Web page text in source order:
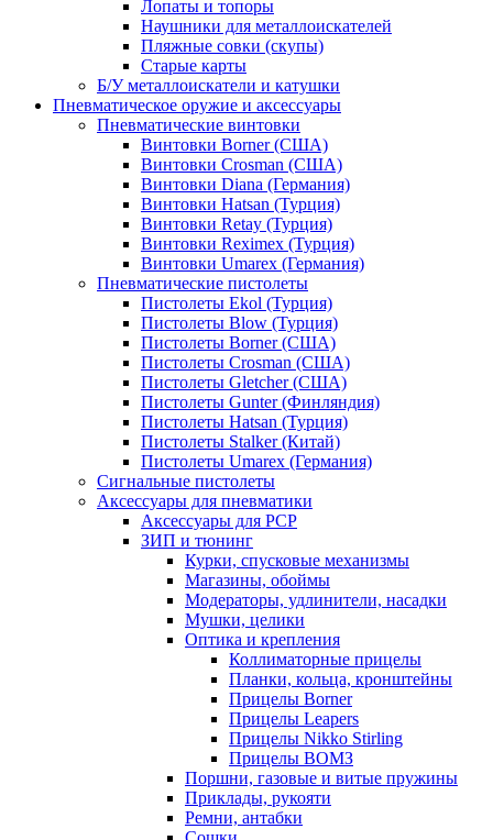
Лопаты и топоры
Наушники для металлоискателей
Пляжные совки (скупы)
Старые карты
Б/У металлоискатели и катушки
Пневматическое оружие и аксессуары
Пневматические винтовки
Винтовки Borner (США)
Винтовки Crosman (США)
Винтовки Diana (Германия)
Винтовки Hatsan (Турция)
Винтовки Retay (Турция)
Винтовки Reximex (Турция)
Винтовки Umarex (Германия)
Пневматические пистолеты
Пистолеты Ekol (Турция)
Пистолеты Blow (Турция)
Пистолеты Borner (США)
Пистолеты Crosman (США)
Пистолеты Gletcher (США)
Пистолеты Gunter (Финляндия)
Пистолеты Hatsan (Турция)
Пистолеты Stalker (Китай)
Пистолеты Umarex (Германия)
Сигнальные пистолеты
Аксессуары для пневматики
Аксессуары для PCP
ЗИП и тюнинг
Курки, спусковые механизмы
Магазины, обоймы
Модераторы, удлинители, насадки
Мушки, целики
Оптика и крепления
Коллиматорные прицелы
Планки, кольца, кронштейны
Прицелы Borner
Прицелы Leapers
Прицелы Nikko Stirling
Прицелы ВОМЗ
Поршни, газовые и витые пружины
Приклады, рукояти
Ремни, антабки